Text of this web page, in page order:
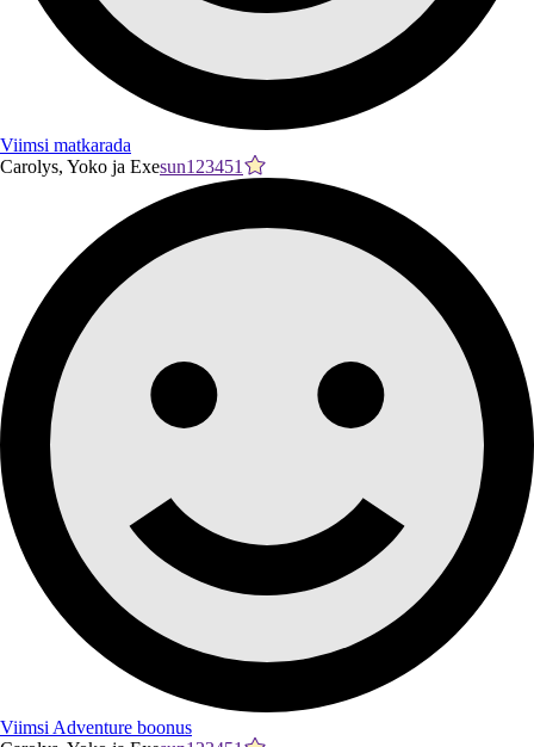
Viimsi matkarada
Carolys, Yoko ja Exesun123451
Viimsi Adventure boonus